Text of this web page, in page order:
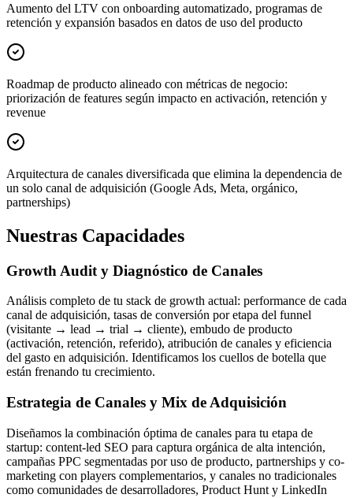
Aumento del LTV con onboarding automatizado, programas de
retención y expansión basados en datos de uso del producto
Roadmap de producto alineado con métricas de negocio:
priorización de features según impacto en activación, retención y
revenue
Arquitectura de canales diversificada que elimina la dependencia de
un solo canal de adquisición (Google Ads, Meta, orgánico,
partnerships)
Nuestras Capacidades
Growth Audit y Diagnóstico de Canales
Análisis completo de tu stack de growth actual: performance de cada
canal de adquisición, tasas de conversión por etapa del funnel
(visitante → lead → trial → cliente), embudo de producto
(activación, retención, referido), atribución de canales y eficiencia
del gasto en adquisición. Identificamos los cuellos de botella que
están frenando tu crecimiento.
Estrategia de Canales y Mix de Adquisición
Diseñamos la combinación óptima de canales para tu etapa de
startup: content-led SEO para captura orgánica de alta intención,
campañas PPC segmentadas por uso de producto, partnerships y co-
marketing con players complementarios, y canales no tradicionales
como comunidades de desarrolladores, Product Hunt y LinkedIn